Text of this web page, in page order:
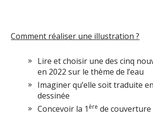
Comment réaliser une illustration ?
Lire et choisir une des cinq
en 2022 sur le thème de l’eau
Imaginer qu’elle soit traduite
dessinée
Concevoir la 1 ère de couverture